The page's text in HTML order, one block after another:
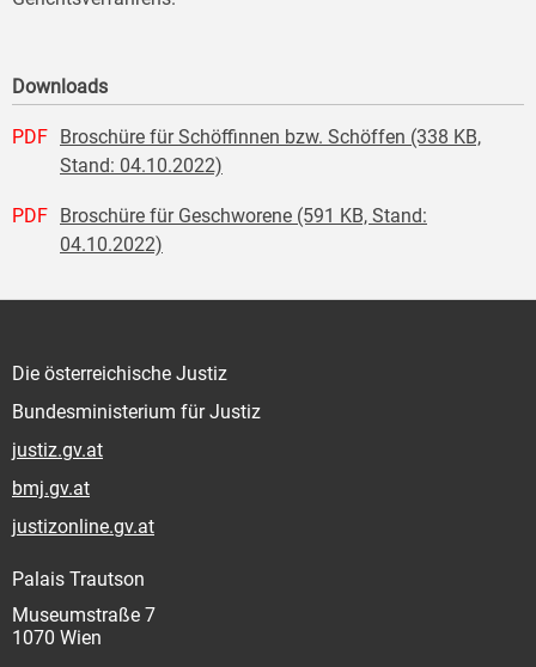
Downloads
PDF Broschüre für Schöffinnen bzw. Schöffen (338 KB,
Stand: 04.10.2022)
PDF Broschüre für Geschworene (591 KB, Stand:
04.10.2022)
Die österreichische Justiz
Bundesministerium für Justiz
justiz.gv.at
bmj.gv.at
justizonline.gv.at
Palais Trautson
Museumstraße 7
1070 Wien